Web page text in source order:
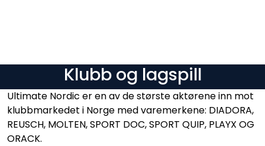
Klubb og lagspill
Ultimate Nordic er en av de største aktørene inn mot
klubbmarkedet i Norge med varemerkene: DIADORA,
REUSCH, MOLTEN, SPORT DOC, SPORT QUIP, PLAYX OG
ORACK.
Mediaportalen